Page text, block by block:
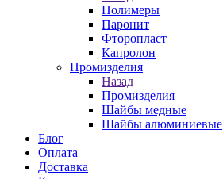
Полимеры
Паронит
Фторопласт
Капролон
Промизделия
Назад
Промизделия
Шайбы медные
Шайбы алюминиевые
Блог
Оплата
Доставка